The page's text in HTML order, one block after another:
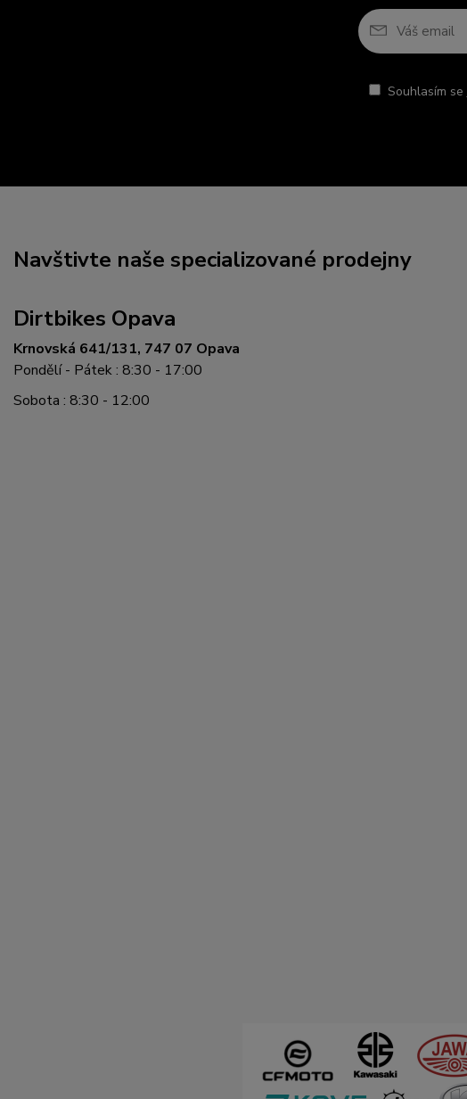
Souhlasím se
Navštivte naše specializované prodejny
Dirtbikes Opava
Krnovská 641/131, 747 07 Opava
Pondělí - Pátek : 8:30 - 17:00
Sobota : 8:30 - 12:00